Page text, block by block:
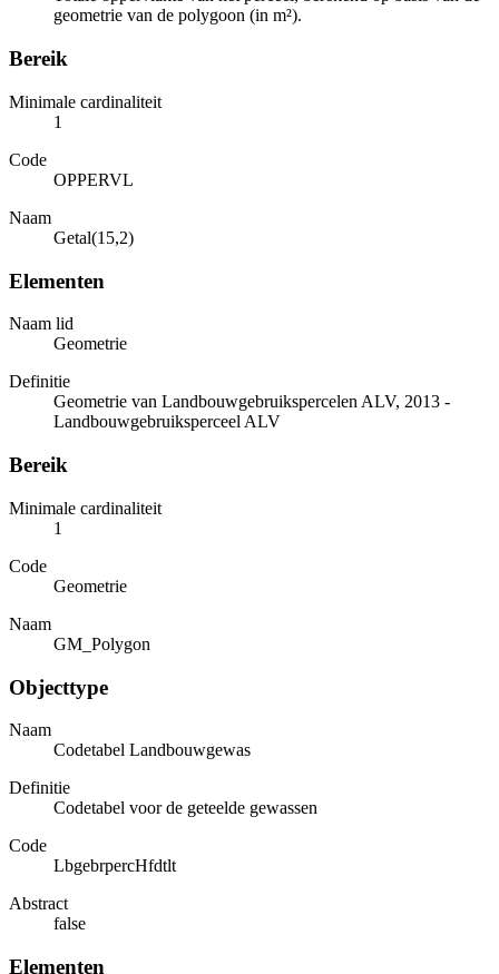
geometrie van de polygoon (in m²).
Bereik
Minimale cardinaliteit
1
Code
OPPERVL
Naam
Getal(15,2)
Elementen
Naam lid
Geometrie
Definitie
Geometrie van Landbouwgebruikspercelen ALV, 2013 -
Landbouwgebruiksperceel ALV
Bereik
Minimale cardinaliteit
1
Code
Geometrie
Naam
GM_Polygon
Objecttype
Naam
Codetabel Landbouwgewas
Definitie
Codetabel voor de geteelde gewassen
Code
LbgebrpercHfdtlt
Abstract
false
Elementen